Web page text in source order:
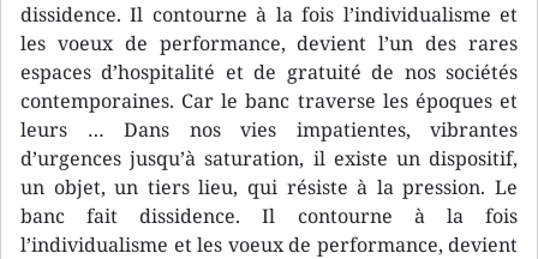
dissidence. Il contourne à la fois l’individualisme et
les voeux de performance, devient l’un des rares
espaces d’hospitalité et de gratuité de nos sociétés
contemporaines. Car le banc traverse les époques et
leurs … Dans nos vies impatientes, vibrantes
d’urgences jusqu’à saturation, il existe un dispositif,
un objet, un tiers lieu, qui résiste à la pression. Le
banc fait dissidence. Il contourne à la fois
l’individualisme et les voeux de performance, devient